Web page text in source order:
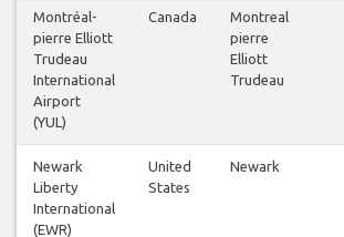
Montréal-
pierre Elliott
Trudeau
International
Airport
(YUL)
Canada
Montreal
pierre
Elliott
Trudeau
Newark
Liberty
International
(EWR)
United
States
Newark